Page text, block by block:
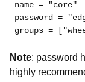
name = "core"
password =
groups =
Note: password
highly